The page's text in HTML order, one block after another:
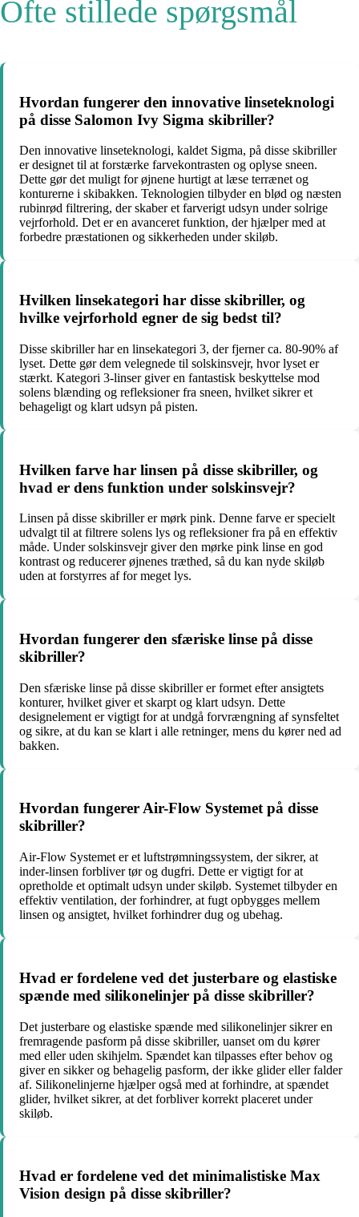
Ofte stillede spørgsmål
Hvordan fungerer den innovative linseteknologi
på disse Salomon Ivy Sigma skibriller?
Den innovative linseteknologi, kaldet Sigma, på disse skibriller
er designet til at forstærke farvekontrasten og oplyse sneen.
Dette gør det muligt for øjnene hurtigt at læse terrænet og
konturerne i skibakken. Teknologien tilbyder en blød og næsten
rubinrød filtrering, der skaber et farverigt udsyn under solrige
vejrforhold. Det er en avanceret funktion, der hjælper med at
forbedre præstationen og sikkerheden under skiløb.
Hvilken linsekategori har disse skibriller, og
hvilke vejrforhold egner de sig bedst til?
Disse skibriller har en linsekategori 3, der fjerner ca. 80-90% af
lyset. Dette gør dem velegnede til solskinsvejr, hvor lyset er
stærkt. Kategori 3-linser giver en fantastisk beskyttelse mod
solens blænding og refleksioner fra sneen, hvilket sikrer et
behageligt og klart udsyn på pisten.
Hvilken farve har linsen på disse skibriller, og
hvad er dens funktion under solskinsvejr?
Linsen på disse skibriller er mørk pink. Denne farve er specielt
udvalgt til at filtrere solens lys og refleksioner fra på en effektiv
måde. Under solskinsvejr giver den mørke pink linse en god
kontrast og reducerer øjnenes træthed, så du kan nyde skiløb
uden at forstyrres af for meget lys.
Hvordan fungerer den sfæriske linse på disse
skibriller?
Den sfæriske linse på disse skibriller er formet efter ansigtets
konturer, hvilket giver et skarpt og klart udsyn. Dette
designelement er vigtigt for at undgå forvrængning af synsfeltet
og sikre, at du kan se klart i alle retninger, mens du kører ned ad
bakken.
Hvordan fungerer Air-Flow Systemet på disse
skibriller?
Air-Flow Systemet er et luftstrømningssystem, der sikrer, at
inder-linsen forbliver tør og dugfri. Dette er vigtigt for at
opretholde et optimalt udsyn under skiløb. Systemet tilbyder en
effektiv ventilation, der forhindrer, at fugt opbygges mellem
linsen og ansigtet, hvilket forhindrer dug og ubehag.
Hvad er fordelene ved det justerbare og elastiske
spænde med silikonelinjer på disse skibriller?
Det justerbare og elastiske spænde med silikonelinjer sikrer en
fremragende pasform på disse skibriller, uanset om du kører
med eller uden skihjelm. Spændet kan tilpasses efter behov og
giver en sikker og behagelig pasform, der ikke glider eller falder
af. Silikonelinjerne hjælper også med at forhindre, at spændet
glider, hvilket sikrer, at det forbliver korrekt placeret under
skiløb.
Hvad er fordelene ved det minimalistiske Max
Vision design på disse skibriller?